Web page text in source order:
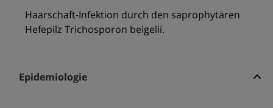
Haarschaft-Infektion durch den saprophytären
Hefepilz Trichosporon beigelii.
Epidemiologie